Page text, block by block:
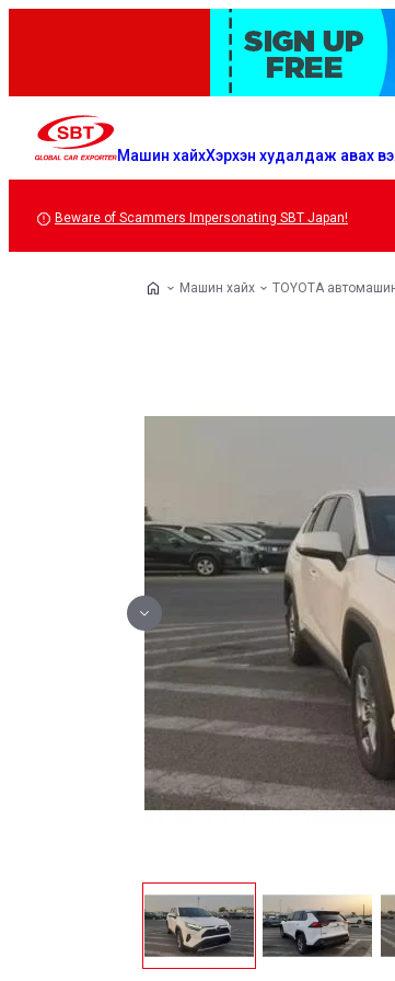
Машин хайхХэрхэн худалдаж авах вэ
Beware of Scammers Impersonating SBT Japan!
Машин хайх TOYOTA